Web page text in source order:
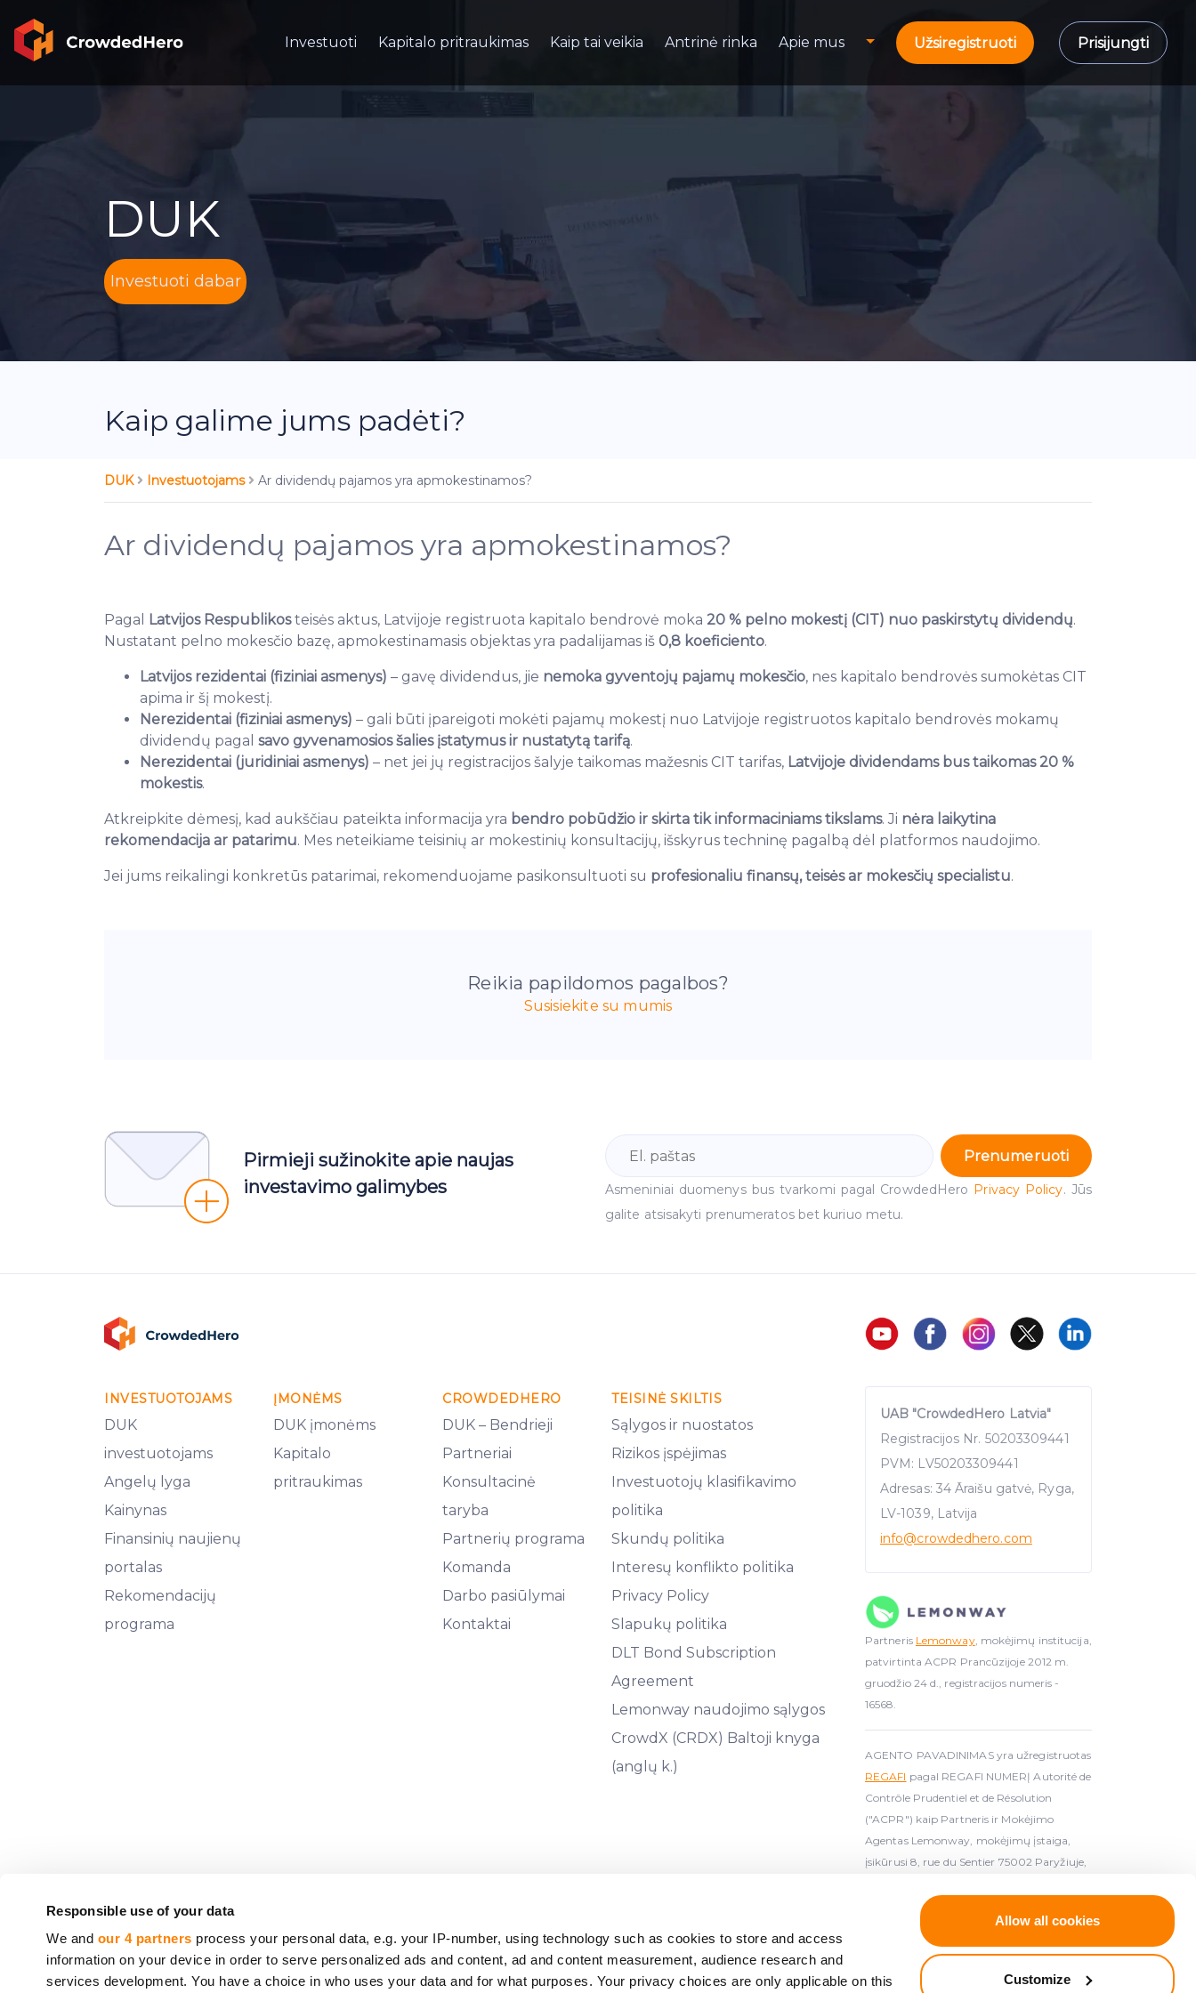
Responsible use of your data
We and our 4 partners process your personal data, e.g. your IP-number, using technology such as cookies to store and access
information on your device in order to serve personalized ads and content, ad and content measurement, audience research and
services development. You have a choice in who uses your data and for what purposes. Your privacy choices are only applicable on this
Allow all cookies
Customize
Investuoti Kapitalo pritraukimas Kaip tai veikia Antrinė rinka Apie mus Užsiregistruoti Prisijungti
DUK
Investuoti dabar
Kaip galime jums padėti?
DUK Investuotojams Ar dividendų pajamos yra apmokestinamos?
Ar dividendų pajamos yra apmokestinamos?
Pagal Latvijos Respublikosteisės aktus, Latvijoje registruota kapitalo bendrovė moka 20 % pelno mokestį (CIT) nuo paskirstytų dividendų.
Nustatant pelno mokesčio bazę, apmokestinamasis objektas yra padalijamas iš 0,8 koeficiento.
Latvijos rezidentai (fiziniai asmenys) – gavę dividendus, jie nemoka gyventojų pajamų mokesčio, nes kapitalo bendrovės sumokėtas CIT
apima ir šį mokestį.
Nerezidentai (fiziniai asmenys) – gali būti įpareigoti mokėti pajamų mokestį nuo Latvijoje registruotos kapitalo bendrovės mokamų
dividendų pagal savo gyvenamosios šalies įstatymus ir nustatytą tarifą.
Nerezidentai (juridiniai asmenys) – net jei jų registracijos šalyje taikomas mažesnis CIT tarifas, Latvijoje dividendams bus taikomas 20 %
mokestis.
Atkreipkite dėmesį, kad aukščiau pateikta informacija yra bendro pobūdžio ir skirta tik informaciniams tikslams. Ji nėra laikytina
rekomendacija ar patarimu. Mes neteikiame teisinių ar mokestinių konsultacijų, išskyrus techninę pagalbą dėl platformos naudojimo.
Jei jums reikalingi konkretūs patarimai, rekomenduojame pasikonsultuoti su profesionaliu finansų, teisės ar mokesčių specialistu.
Reikia papildomos pagalbos?
Susisiekite su mumis
Pirmieji sužinokite apie naujas
investavimo galimybes
Prenumeruoti
Asmeniniai duomenys bus tvarkomi pagal CrowdedHero Privacy Policy. Jūs
galite atsisakyti prenumeratos bet kuriuo metu.
INVESTUOTOJAMS
DUK
investuotojams
Angelų lyga
Kainynas
Finansinių naujienų
portalas
Rekomendacijų
programa
ĮMONĖMS
DUK įmonėms
Kapitalo
pritraukimas
CROWDEDHERO
DUK – Bendrieji
Partneriai
Konsultacinė
taryba
Partnerių programa
Komanda
Darbo pasiūlymai
Kontaktai
TEISINĖ SKILTIS
Sąlygos ir nuostatos
Rizikos įspėjimas
Investuotojų klasifikavimo
politika
Skundų politika
Interesų konflikto politika
Privacy Policy
Slapukų politika
DLT Bond Subscription
Agreement
Lemonway naudojimo sąlygos
CrowdX (CRDX) Baltoji knyga
(anglų k.)
UAB "CrowdedHero Latvia"
Registracijos Nr. 50203309441
PVM: LV50203309441
Adresas: 34 Āraišu gatvė, Ryga,
LV-1039, Latvija
info@crowdedhero.com
Partneris Lemonway, mokėjimų institucija,
patvirtinta ACPR Prancūzijoje 2012 m.
gruodžio 24 d., registracijos numeris -
16568.
AGENTO PAVADINIMAS yra užregistruotas
REGAFI pagal REGAFI NUMERĮ Autorité de
Contrôle Prudentiel et de Résolution
("ACPR") kaip Partneris ir Mokėjimo
Agentas Lemonway, mokėjimų įstaiga,
įsikūrusi 8, rue du Sentier 75002 Paryžiuje,
CrowdedHero Latvia SIA (registracijos Nr. 50203309441, teisinis adresas: Āraišu g. 34, LV-1039, Latvija) yra licencijuota kruporiškumo paslaugų teikėja (License
number 06.15.01.806/120
, išduota 2022 m. rugpjūčio 16 d.), ir prižiūrima Latvij